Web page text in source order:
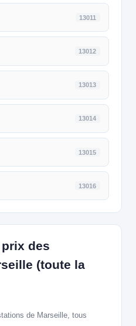
13011
13012
13013
13014
13015
13016
des
(toute la
de Marseille, tous